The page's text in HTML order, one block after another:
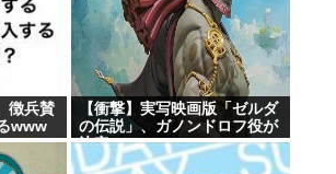
徴兵賛
www
【衝撃】実写映画版「ゼルダ
の伝説」、ガノンドロフ役が
決定